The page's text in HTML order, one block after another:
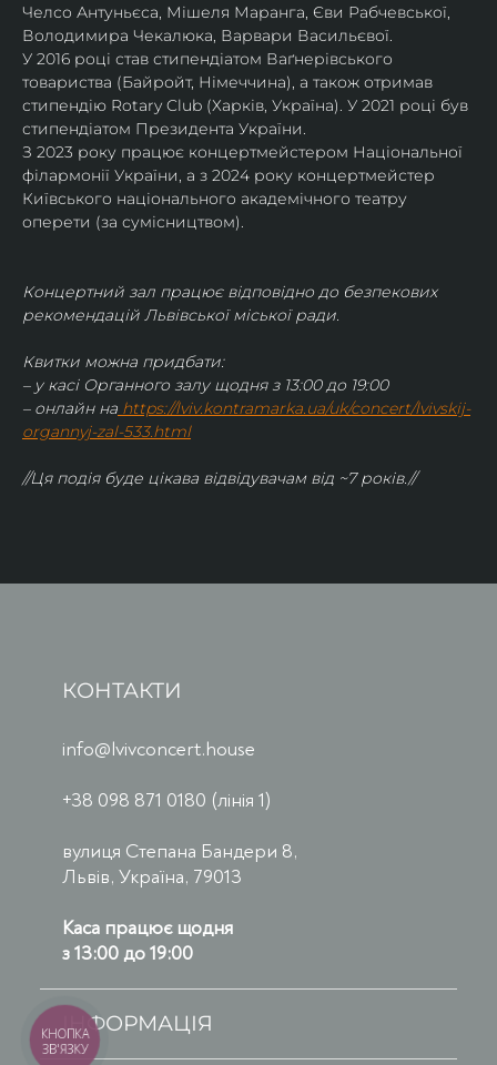
Челсо Антуньєса, Мішеля Маранга, Єви Рабчевської,
Володимира Чекалюка, Варвари Васильєвої.
У 2016 році став стипендіатом Ваґнерівського
товариства (Байройт, Німеччина), а також отримав
стипендію Rotary Club (Харків, Україна). У 2021 році був
стипендіатом Президента України.
З 2023 року працює концертмейстером Національної
філармонії України, а з 2024 року концертмейстер
Київського національного академічного театру
оперети (за сумісництвом).
Концертний зал працює відповідно до безпекових
рекомендацій Львівської міської ради.
Квитки можна придбати:
– у касі Органного залу щодня з 13:00 до 19:00
– онлайн на https://lviv.kontramarka.ua/uk/concert/lvivskij-
organnyj-zal-533.html
//Ця подія буде цікава відвідувачам від ~7 років.//
КОНТАКТИ
info@lvivconcert.house
+38 098 871 0180 (лінія 1)
вулиця Степана Бандери 8,
Львів, Україна, 79013
Каса працює щодня
з 13:00 до 19:00
ІНФОРМАЦІЯ
КНОПКА
ЗВ'ЯЗКУ